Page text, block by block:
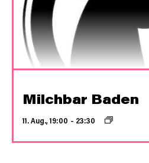
Milchbar Baden
11. Aug., 19:00 – 23:30